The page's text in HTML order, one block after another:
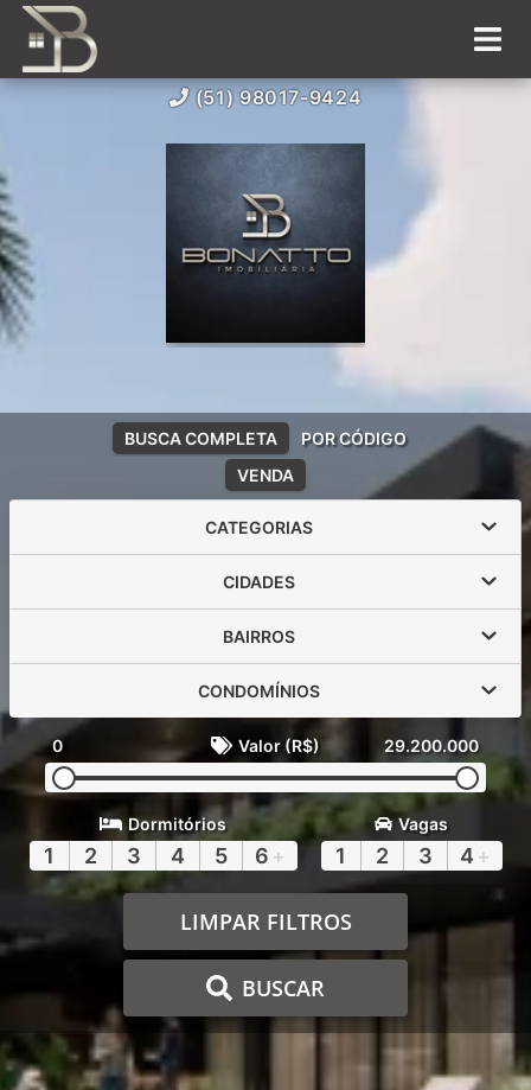
(51) 98017-9424
VENDA
BUSCA COMPLETA POR CÓDIGO
CATEGORIAS
CIDADES
BAIRROS
CONDOMÍNIOS
0 Valor (R$) 29.200.000
Dormitórios
1 2 3 4 5 6 +
Vagas
1 2 3 4 +
LIMPAR FILTROS
BUSCAR